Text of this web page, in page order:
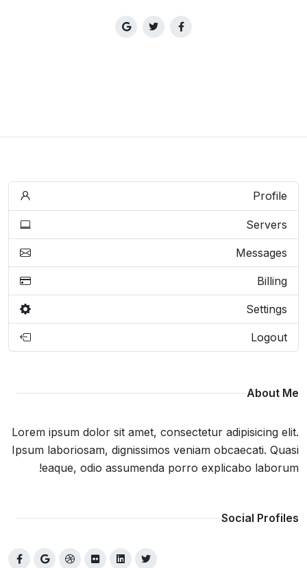
Profile
Servers
Messages
Billing
Settings
Logout
About Me
Lorem ipsum dolor sit amet, consectetur adipisicing elit.
Ipsum laboriosam, dignissimos veniam obcaecati. Quasi
eaque, odio assumenda porro explicabo laborum!
Social Profiles